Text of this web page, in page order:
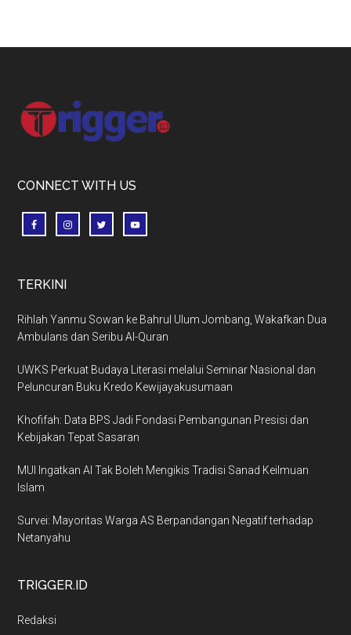
Footer
CONNECT WITH US
TERKINI
Rihlah Yanmu Sowan ke Bahrul Ulum Jombang, Wakafkan Dua
Ambulans dan Seribu Al-Quran
UWKS Perkuat Budaya Literasi melalui Seminar Nasional dan
Peluncuran Buku Kredo Kewijayakusumaan
Khofifah: Data BPS Jadi Fondasi Pembangunan Presisi dan
Kebijakan Tepat Sasaran
MUI Ingatkan AI Tak Boleh Mengikis Tradisi Sanad Keilmuan
Islam
Survei: Mayoritas Warga AS Berpandangan Negatif terhadap
Netanyahu
TRIGGER.ID
Redaksi